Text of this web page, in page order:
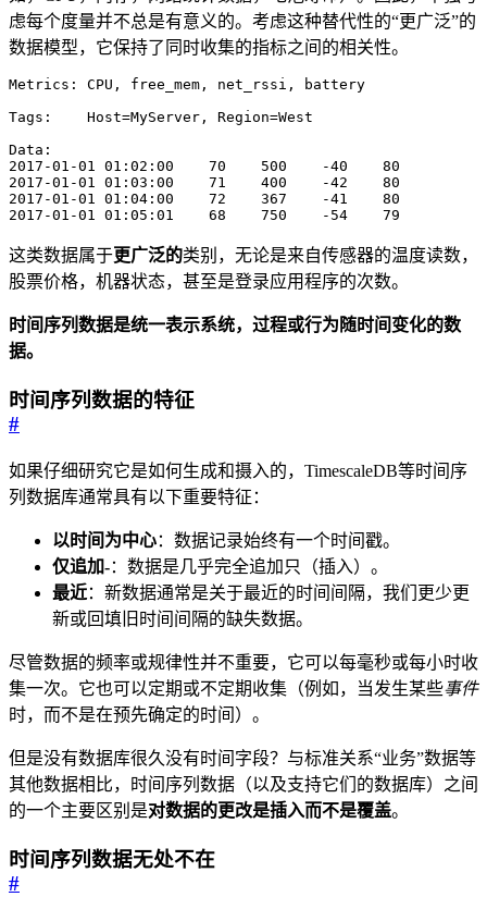
虑每个度量并不总是有意义的。考虑这种替代性的“更广泛”的
数据模型，它保持了同时收集的指标之间的相关性。
2017-01-01 01:05:01    68    750    -54    79
这类数据属于更广泛的类别，无论是来自传感器的温度读数，
股票价格，机器状态，甚至是登录应用程序的次数。
时间序列数据是统一表示系统，过程或行为随时间变化的数
据。
时间序列数据的特征
#
如果仔细研究它是如何生成和摄入的，TimescaleDB等时间序
列数据库通常具有以下重要特征：
以时间为中心：数据记录始终有一个时间戳。
仅追加-：数据是几乎完全追加只（插入）。
最近：新数据通常是关于最近的时间间隔，我们更少更
新或回填旧时间间隔的缺失数据。
尽管数据的频率或规律性并不重要，它可以每毫秒或每小时收
集一次。它也可以定期或不定期收集（例如，当发生某些事件
时，而不是在预先确定的时间）。
但是没有数据库很久没有时间字段？与标准关系“业务”数据等
其他数据相比，时间序列数据（以及支持它们的数据库）之间
的一个主要区别是对数据的更改是插入而不是覆盖。
时间序列数据无处不在
#